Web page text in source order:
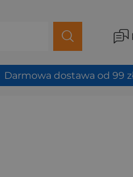
Darmowa dostawa od 99